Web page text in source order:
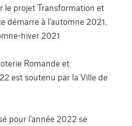
le projet Transformation et
démarre à l’automne 2021.
hiver 2021
Romande et
est soutenu par la Ville de
pour l’année 2022 se